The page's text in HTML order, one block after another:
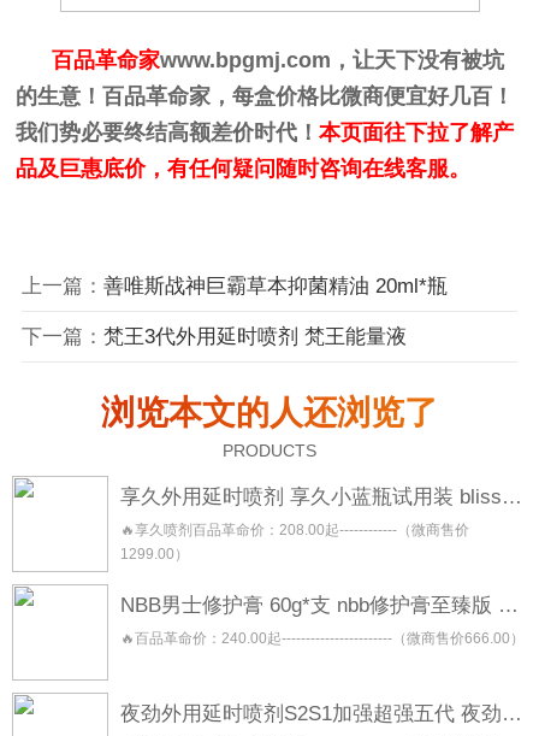
百品革命家www.bpgmj.com ，让天下没有被坑
的生意！百品革命家，每盒价格比微商便宜好几百！
我们势必要终结高额差价时代！本页面往下拉了解产
品及巨惠底价，有任何疑问随时咨询在线客服。
上一篇： 善唯斯战神巨霸草本抑菌精油 20ml*瓶
下一篇： 梵王3代外用延时喷剂 梵王能量液
浏览本文的人还浏览了
PRODUCTS
享久外用延时喷剂 享久小蓝瓶试用装 blisswater 享久五代三代加强三代二代加强二代一代
🔥享久喷剂百品革命价：208.00起------------（微商售价
1299.00）
NBB男士修护膏 60g*支 nbb修护膏至臻版 金盖版
🔥百品革命价：240.00起-----------------------（微商售价666.00）
夜劲外用延时喷剂S2S1加强超强五代 夜劲喷雾 night king